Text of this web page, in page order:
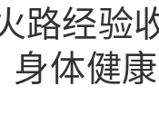
路经验
身体健